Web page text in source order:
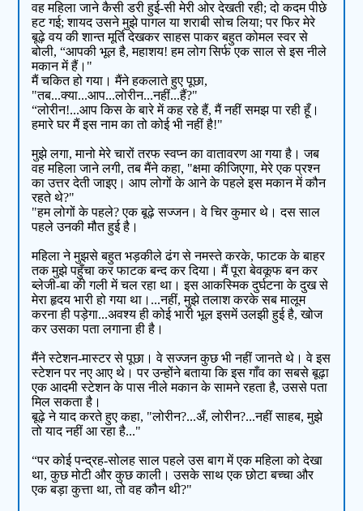
वह महिला जाने कैसी डरी हुई-सी मेरी ओर देखती रही; दो कदम पीछे
हट गई; शायद उसने मुझे पागल या शराबी सोच लिया; पर फिर मेरे
बूढ़े वय की शान्त मूर्ति देखकर साहस पाकर बहुत कोमल स्वर से
बोली, “आपकी भूल है, महाशय! हम लोग सिर्फ एक साल से इस नीले
मकान में हैं।"
मैं चकित हो गया। मैंने हकलाते हुए पूछा,
"तब...क्या...आप...लोरीन...नहीं...हैं?"
“लोरीन!...आप किस के बारे में कह रहे हैं, मैं नहीं समझ पा रही हूँ।
हमारे घर मैं इस नाम का तो कोई भी नहीं है!"
मुझे लगा, मानो मेरे चारों तरफ स्वप्न का वातावरण आ गया है। जब
वह महिला जाने लगी, तब मैंने कहा, "क्षमा कीजिएगा, मेरे एक प्रश्न
का उत्तर देती जाइए। आप लोगों के आने के पहले इस मकान में कौन
रहते थे?"
"हम लोगों के पहले? एक बूढ़े सज्जन। वे चिर कुमार थे। दस साल
पहले उनकी मौत हुई है।
महिला ने मुझसे बहुत भड़कीले ढंग से नमस्ते करके, फाटक के बाहर
तक मुझे पहुँचा कर फाटक बन्द कर दिया। मैं पूरा बेवकूफ बन कर
ब्लेजी-बा की गली में चल रहा था। इस आकस्मिक दुर्घटना के दुख से
मेरा हृदय भारी हो गया था।...नहीं, मुझे तलाश करके सब मालूम
करना ही पड़ेगा...अवश्य ही कोई भारी भूल इसमें उलझी हुई है, खोज
कर उसका पता लगाना ही है।
मैंने स्टेशन-मास्टर से पूछा। वे सज्जन कुछ भी नहीं जानते थे। वे इस
स्टेशन पर नए आए थे। पर उन्होंने बताया कि इस गाँव का सबसे बूढ़ा
एक आदमी स्टेशन के पास नीले मकान के सामने रहता है, उससे पता
मिल सकता है।
बूढ़े ने याद करते हुए कहा, "लोरीन?...अँ, लोरीन?...नहीं साहब, मुझे
तो याद नहीं आ रहा है..."
“पर कोई पन्द्रह-सोलह साल पहले उस बाग में एक महिला को देखा
था, कुछ मोटी और कुछ काली। उसके साथ एक छोटा बच्चा और
एक बड़ा कुत्ता था, तो वह कौन थी?"